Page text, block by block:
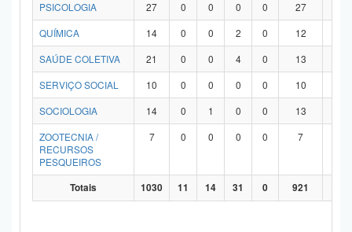
PSICOLOGIA 27 0 0 0 0 27
QUÍMICA
14 0 0 2 0 12
SAÚDE COLETIVA
21 0 0 4 0 13
SERVIÇO SOCIAL
10 0 0 0 0 10
SOCIOLOGIA
14 0 1 0 0 13
ZOOTECNIA /
RECURSOS
PESQUEIROS
7 0 0 0 0 7
Totais 1030 11 14 31 0 921